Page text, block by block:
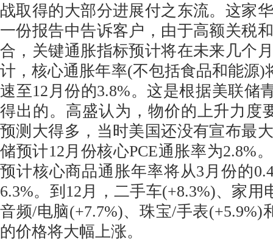
战取得的大部分进展付之东流。这家
一份报告中告诉客户，由于高额关税
合，关键通胀指标预计将在未来几个
计，核心通胀年率(不包括食品和能源)
速至12月份的3.8%。这是根据美联储
得出的。高盛认为，物价的上升力度
预测大得多，当时美国还没有宣布最
储预计12月份核心PCE通胀率为2.8%
预计核心商品通胀年率将从3月份的
6.3%。到12月，二手车(+8.3%)、家用
音频/电脑(+7.7%)、珠宝/手表(+5.9%)
的价格将大幅上涨。